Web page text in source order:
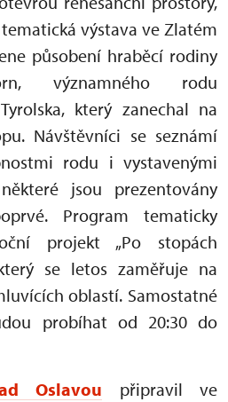
výstava ve Zlatém
působení hraběcí rodiny
významného rodu
který zanechal na
Návštěvníci se seznámí
rodu i vystavenými
jsou prezentovány
Program tematicky
projekt „Po stopách
se letos zaměřuje na
oblastí. Samostatné
probíhat od 20:30 do
Oslavou připravil ve